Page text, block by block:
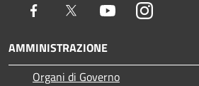
Facebook Twitter YoutubeInstagram
AMMINISTRAZIONE
Organi di Governo